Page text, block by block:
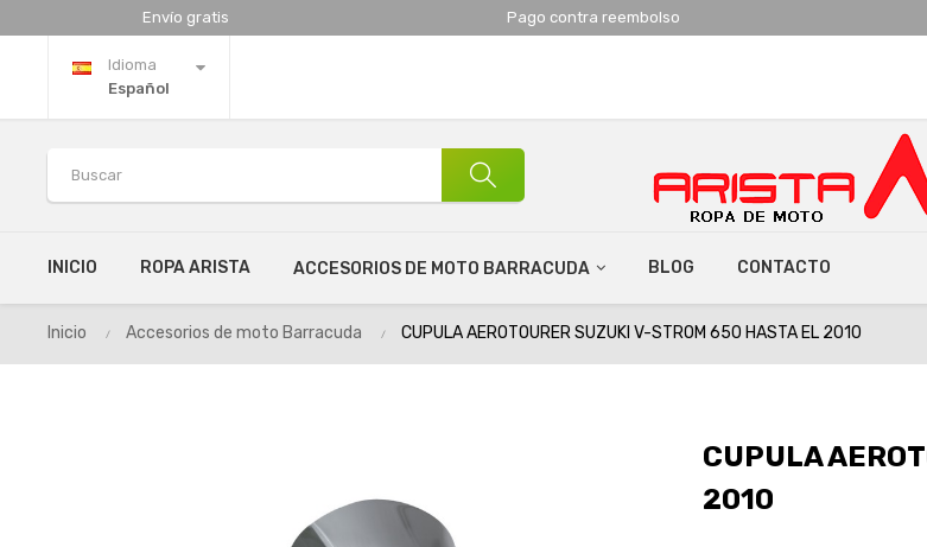
Envío gratis Pago contra reembolso
Idioma
Español
INICIO ROPA ARISTA ACCESORIOS DE MOTO BARRACUDA BLOG CONTACTO
Inicio Accesorios de moto Barracuda CUPULA AEROTOURER SUZUKI V-STROM 650 HASTA EL 2010
CUPULA
2010